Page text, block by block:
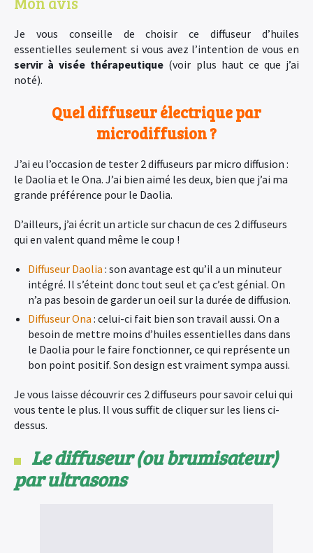
Je vous conseille de choisir ce diffuseur d’huiles
essentielles seulement si vous avez l’intention de vous en
servir à visée thérapeutique (voir plus haut ce que j’ai
noté).
Quel diffuseur électrique par
microdiffusion ?
J’ai eu l’occasion de tester 2 diffuseurs par micro diffusion :
le Daolia et le Ona. J’ai bien aimé les deux, bien que j’ai ma
grande préférence pour le Daolia.
D’ailleurs, j’ai écrit un article sur chacun de ces 2 diffuseurs
qui en valent quand même le coup !
Diffuseur Daolia : son avantage est qu’il a un minuteur
intégré. Il s’éteint donc tout seul et ça c’est génial. On
n’a pas besoin de garder un oeil sur la durée de diffusion.
Diffuseur Ona : celui-ci fait bien son travail aussi. On a
besoin de mettre moins d’huiles essentielles dans dans
le Daolia pour le faire fonctionner, ce qui représente un
bon point positif. Son design est vraiment sympa aussi.
Je vous laisse découvrir ces 2 diffuseurs pour savoir celui qui
vous tente le plus. Il vous suffit de cliquer sur les liens ci-
dessus.
Le diffuseur (ou brumisateur)
par ultrasons